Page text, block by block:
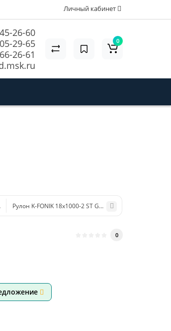
Личный кабинет
26-60
29-65
26-61
0
Рулон K-FONIK 18x1000-2 ST GK 070 AD
0